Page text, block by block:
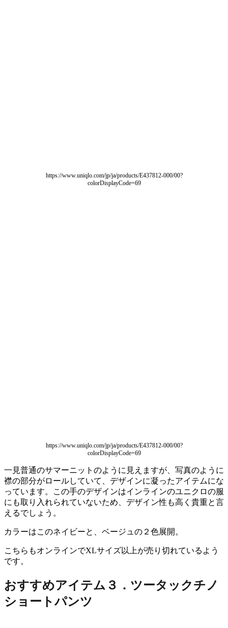
https://www.uniqlo.com/jp/ja/products/E437812-000/00?
colorDisplayCode=69
https://www.uniqlo.com/jp/ja/products/E437812-000/00?
colorDisplayCode=69
一見普通のサマーニットのように見えますが、写真のように
襟の部分がロールしていて、デザインに凝ったアイテムにな
っています。この手のデザインはインラインのユニクロの服
にも取り入れられていないため、デザイン性も高く貴重と言
えるでしょう。
カラーはこのネイビーと、ベージュの２色展開。
こちらもオンラインでXLサイズ以上が売り切れているよう
です。
おすすめアイテム３．ツータックチノ
ショートパンツ